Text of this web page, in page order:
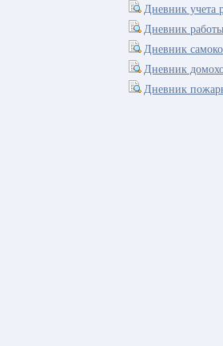
Дневник учета
Дневник
Дневник
Дневник
Дневник